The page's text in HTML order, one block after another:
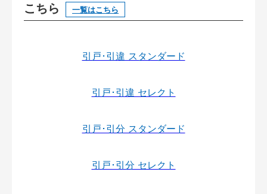
こちら
一覧はこちら
引戸･引違 スタンダード
引戸･引違 セレクト
引戸･引分 スタンダード
引戸･引分 セレクト